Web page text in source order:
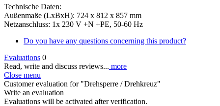
Technische Daten:
Außenmaße (LxBxH): 724 x 812 x 857 mm
Netzanschluss: 1x 230 V +N +PE, 50-60 Hz
Do you have any questions concerning this product?
Evaluations 0
Read, write and discuss reviews... more
Close menu
Customer evaluation for "Drehsperre / Drehkreuz"
Write an evaluation
Evaluations will be activated after verification.